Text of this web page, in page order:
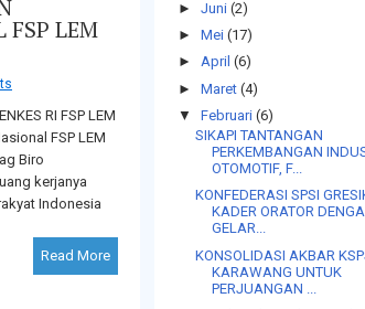
FSP LEM
RI FSP LEM
FSP LEM
Biro
kerjanya
Indonesia
Read More
► Juni (2)
► Mei (17)
► April (6)
► Maret (4)
▼
Februari (6)
SIKAPI TANTANGAN
PERKEMBANGAN
OTOMOTIF, F...
KONFEDERASI SPSI
KADER ORATOR
GELAR...
KONSOLIDASI AKBAR
KARAWANG UNTUK
PERJUANGAN ...